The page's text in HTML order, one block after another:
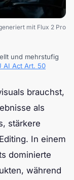
mit Flux 2 Pro
und mehrstufig
AI Act Art. 50
brauchst,
als
stärkere
In einem
dominierte
während